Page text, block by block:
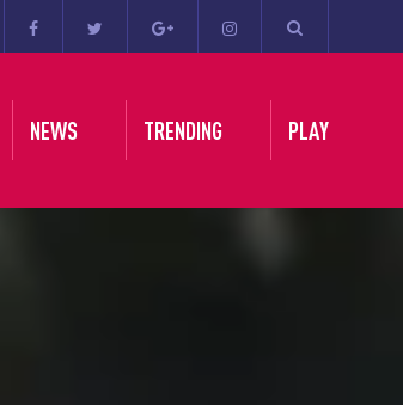
NEWS TRENDING PLAY